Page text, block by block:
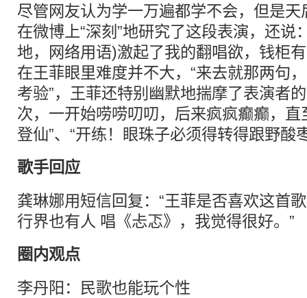
尽管网友认为学一万遍都学不会，但是
在微博上“深刻”地研究了这段表演，还说
地，网络用语)激起了我的翻唱欲，钱柜
在王菲眼里难度并不大，“来去就那两句
考验”，王菲还特别幽默地揣摩了表演者
次，一开始唠唠叨叨，后来疯疯癫癫，
登仙”、“开练！眼珠子必须得转得跟野酸
歌手回应
龚琳娜用短信回复：“王菲是否喜欢这首
行界也有人 唱《忐忑》，我觉得很好。”
圈内观点
李丹阳：民歌也能玩个性